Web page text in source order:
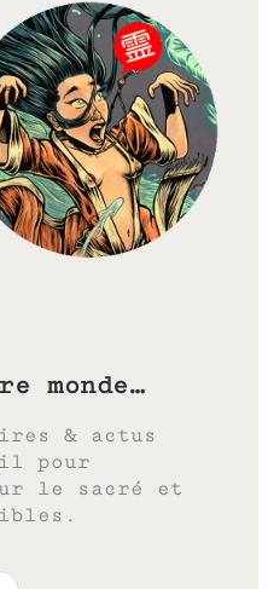
monde…
& actus
pour
le sacré et